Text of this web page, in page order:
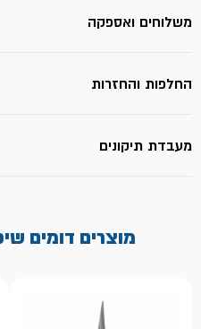
משלוחים ואספקה
החלפות והחזרות
מעבדת תיקונים
מוצרים דומים